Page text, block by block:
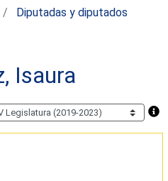
Diputadas y diputados
Isaura